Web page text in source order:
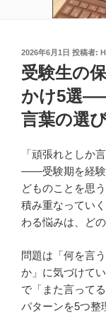
投
稿
日:
2026年6月1日 投稿者:
受験生の
かけ5選
言葉の選
「頑張れとしか
——受験期を経験
どものことを思
積み重なってい
わる悩みは、ど
問題は「何を言
か」に気づけて
で「また言って
パターンを5つ整